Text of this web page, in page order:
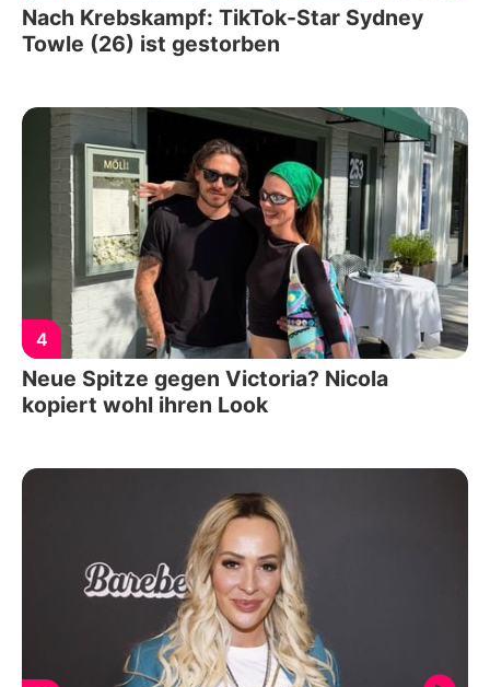
Nach Krebskampf: TikTok-Star Sydney
Towle (26) ist gestorben
4
Neue Spitze gegen Victoria? Nicola
kopiert wohl ihren Look